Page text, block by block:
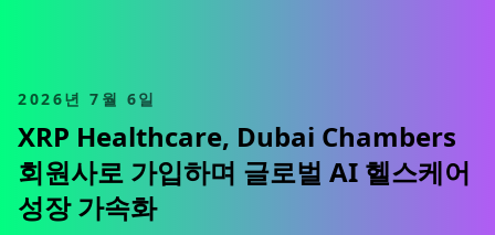
2026년 7월 6일
XRP Healthcare, Dubai Chambers
회원사로 가입하며 글로벌 AI 헬스케어
성장 가속화